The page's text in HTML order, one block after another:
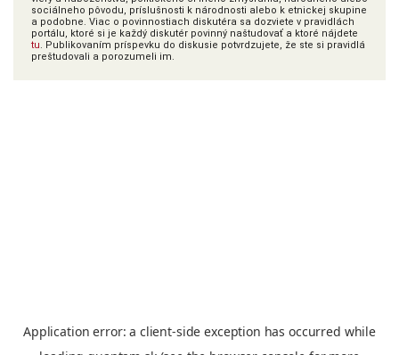
sociálneho pôvodu, príslušnosti k národnosti alebo k etnickej skupine
a podobne. Viac o povinnostiach diskutéra sa dozviete v pravidlách
portálu, ktoré si je každý diskutér povinný naštudovať a ktoré nájdete
tu. Publikovaním príspevku do diskusie potvrdzujete, že ste si pravidlá
preštudovali a porozumeli im.